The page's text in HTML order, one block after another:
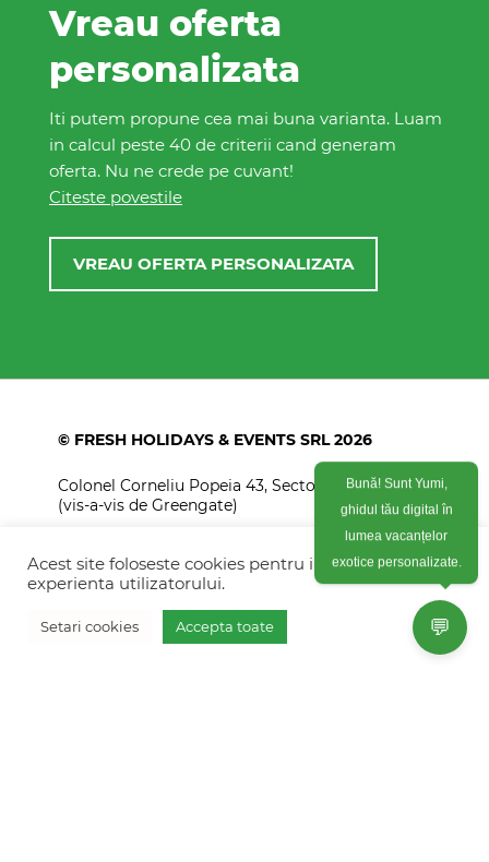
Vreau oferta
personalizata
Iti putem propune cea mai buna varianta. Luam
in calcul peste 40 de criterii cand generam
oferta. Nu ne crede pe cuvant!
Citeste povestile
VREAU OFERTA PERSONALIZATA
© FRESH HOLIDAYS & EVENTS SRL 2026
Colonel Corneliu Popeia 43, Sector 5, Bucuresti
(vis-a-vis de Greengate)
+40770 574 088
info@freshholidays.ro
Acest site foloseste cookies pentru imbunatati
experienta utilizatorului.
Setari cookies Accepta toate 💬
Bună! Sunt Yumi,
ghidul tău digital în
lumea vacanțelor
exotice personalizate.